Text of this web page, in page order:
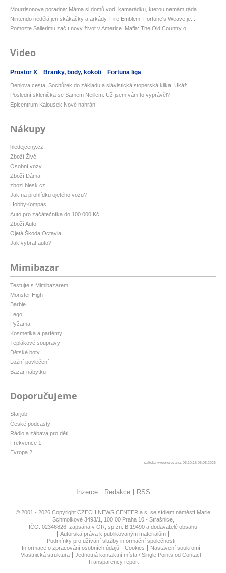
Mourrisonova poradna: Máma si domů vodí kamarádku, kterou nemám ráda. ...
Nintendo nedělá jen skákačky a arkády. Fire Emblem: Fortune's Weave je...
Pomozte Salierimu začít nový život v Americe. Mafia: The Old Country o...
Video
Prostor X Branky, body, kokoti Fortuna liga
Deniova cesta: Sochůrek do základu a slávistická stoperská klika. Ukáž...
Poslední sklenička se Samem Neillem: Už jsem vám to vyprávěl?
Epicentrum Kalousek Nové nahrání
Nákupy
hledejceny.cz
Zboží Živě
Osobní vozy
Zboží Dáma
zbozi.blesk.cz
Jak na prohlídku ojetého vozu?
HobbyKompas
Auto pro začátečníka do 100 000 Kč
Zboží Auto
Ojetá Škoda Octavia
Jak vybrat auto?
Mimibazar
Testujte s Mimibazarem
Monster High
Barbie
Lego
Pyžama
Kosmetika a parfémy
Teplákové soupravy
Dětské boty
Ložní povlečení
Bazar nábytku
Doporučujeme
Starjob
České podcasty
Rádio a zábava pro děti
Frekvence 1
Evropa 2
patička vygenerovaná: 06:10:15 06.08.2026
Inzerce Redakce RSS
© 2001 - 2026 Copyright CZECH NEWS CENTER a.s. se sídlem náměstí Marie
Schmolkové 3493/1, 100 00 Praha 10 - Strašnice,
IČO: 02346826, zapsána v OR, sp.zn. B 19490 a dodavatelé obsahu
Autorská práva k publikovaným materiálům
Podmínky pro užívání služby informační společnosti
Informace o zpracování osobních údajů
Cookies
Nastavení soukromí
Vlastnická struktura
Jednotná kontaktní místa / Single Points od Contact
Transparency report